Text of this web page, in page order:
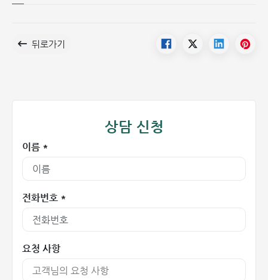
뒤로가기
상담 신청
이름 *
전화번호 *
요청 사항